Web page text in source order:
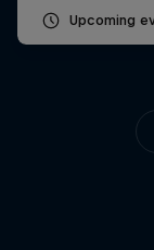
Upcoming